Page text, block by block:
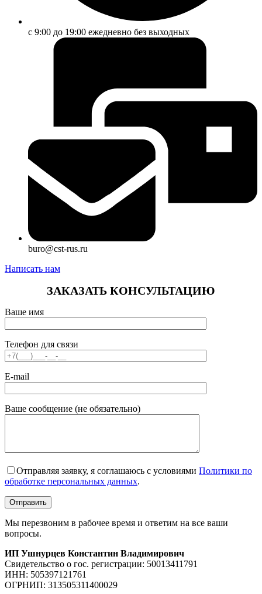
с 9:00 до 19:00 ежедневно без выходных
buro@cst-rus.ru
Написать нам
ЗАКАЗАТЬ КОНСУЛЬТАЦИЮ
Ваше имя
Телефон для связи
E-mail
Ваше сообщение (не обязательно)
Отправляя заявку, я соглашаюсь с условиями Политики по
обработке персональных данных.
Мы перезвоним в рабочее время и ответим на все ваши
вопросы.
ИП Ушнурцев Константин Владимирович
Свидетельство о гос. регистрации: 50013411791
ИНН: 505397121761
ОГРНИП: 313505311400029